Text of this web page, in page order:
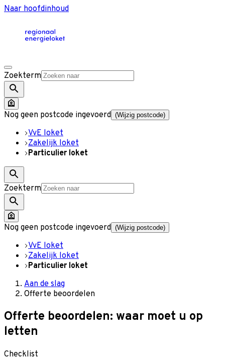
Naar hoofdinhoud
Zoekterm
Nog geen postcode ingevoerd (Wijzig postcode)
VvE loket
Zakelijk loket
Particulier loket
Zoekterm
Nog geen postcode ingevoerd (Wijzig postcode)
VvE loket
Zakelijk loket
Particulier loket
Aan de slag
Offerte beoordelen
Offerte beoordelen: waar moet u op
letten
Checklist